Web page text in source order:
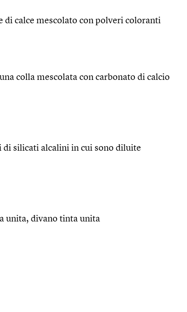
di calce mescolato con polveri coloranti
colla mescolata con carbonato di calcio
silicati alcalini in cui sono diluite
unita, divano tinta unita